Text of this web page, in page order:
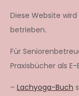
Diese Website
betrieben.
Für
Praxisbücher als E-
– Lachyoga-Buch